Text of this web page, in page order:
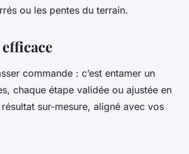
ou les pentes du terrain.
commande : c’est entamer un
chaque étape validée ou ajustée en
sur-mesure, aligné avec vos